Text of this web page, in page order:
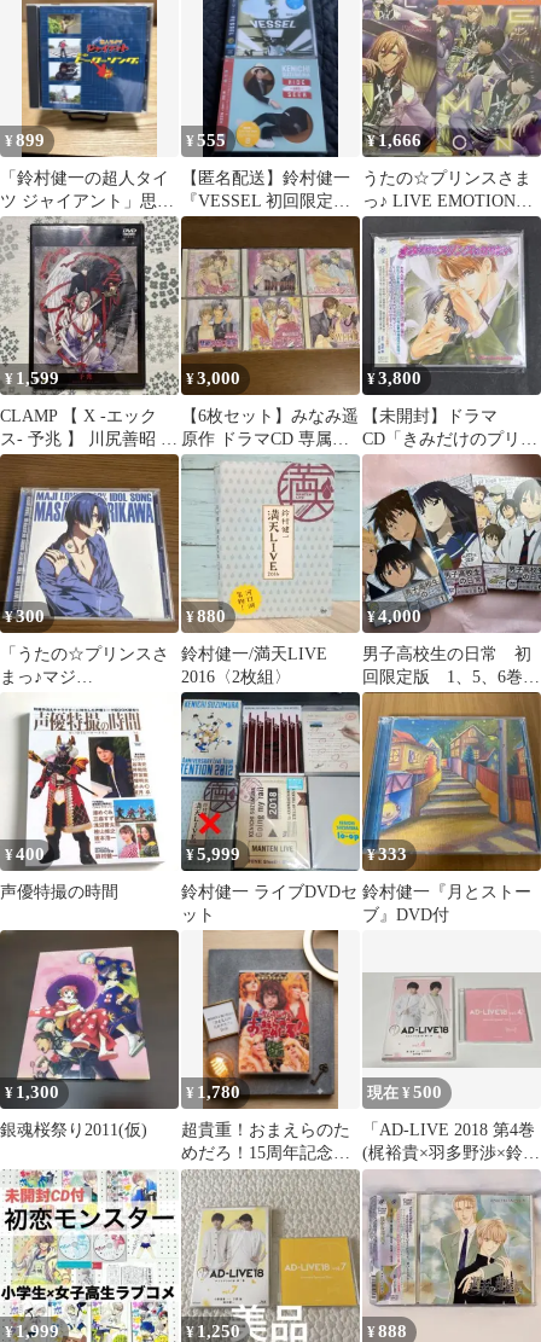
¥899
「鈴村健一の超人タイ
ツ ジャイアント」思い
出のスーパーヒーロー
ソング集-197…
¥555
【匿名配送】鈴村健一
『VESSEL 初回限定』
『HIDE AND SEEK』2
枚
¥1,666
うたの☆プリンスさま
っ♪ LIVE EMOTION
2nd Anniversa…
¥ 1,599
CLAMP 【 X -エック
ス- 予兆 】 川尻善昭 X
予兆 アニメーション
¥3,000
【6枚セット】みなみ遥
原作 ドラマCD 専属で
愛して ほか まとめ売り
¥3,800
【未開封】ドラマ
CD「きみだけのプリン
スになりたい」（子安
武人／鈴村健一）
¥300
「うたの☆プリンスさ
まっ♪マジ
ソング/聖川真斗(c…
¥880
鈴村健一/満天LIVE
2016〈2枚組〉
¥4,000
男子高校生の日常 初
回限定版 1、5、6巻
新品
¥400
声優特撮の時間
¥5,999
鈴村健一 ライブDVDセ
ット
¥333
鈴村健一『月とストー
ブ』DVD付
¥ 1,300
銀魂桜祭り2011(仮)
¥ 1,780
超貴重！おまえらのた
めだろ！15周年記念
DVD 森川智之 檜山修
之 特典付き
現在 ¥500
「AD-LIVE 2018 第4巻
(梶裕貴×羽多野渉×鈴村
健一)〈2枚組〉」
¥1,999 ¥1,250 ¥888